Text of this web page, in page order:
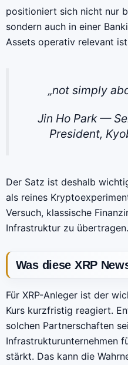
positioniert sich nicht nur
sondern auch in einer
Assets operativ relevant
„not simply
Jin Ho Park —
President,
Der Satz ist deshalb
als reines
Versuch, klassische
Infrastruktur zu übertragen.
Was diese XRP
Für XRP-Anleger ist der
Kurs kurzfristig reagiert.
solchen Partnerschaften
Infrastrukturunternehmen
stärkt. Das kann die